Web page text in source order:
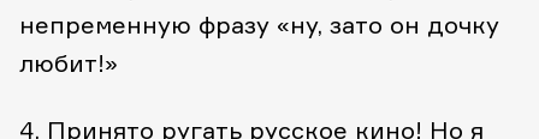
непременную фразу «ну, зато он дочку
любит!»
4. Принято ругать русское кино! Но я